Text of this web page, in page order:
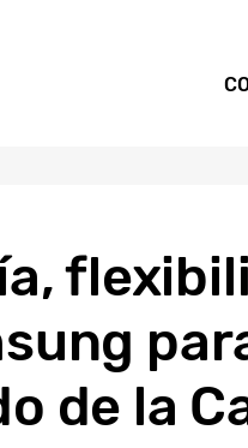
de la